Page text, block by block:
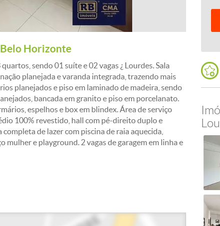
Horizonte
sendo 01 suíte e 02 vagas ¿ Lourdes. Sala
planejada e varanda integrada, trazendo mais
planejados e piso em laminado de madeira, sendo
bancada em granito e piso em porcelanato.
espelhos e box em blindex. Área de serviço
100% revestido, hall com pé-direito duplo e
de lazer com piscina de raia aquecida,
mulher e playground. 2 vagas de garagem em linha e